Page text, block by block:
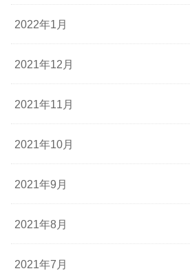
2022年1月
2021年12月
2021年11月
2021年10月
2021年9月
2021年8月
2021年7月